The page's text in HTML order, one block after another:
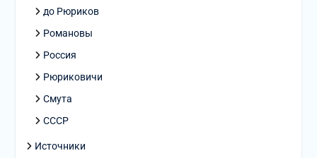
до Рюриков
Романовы
Россия
Рюриковичи
Смута
СССР
Источники